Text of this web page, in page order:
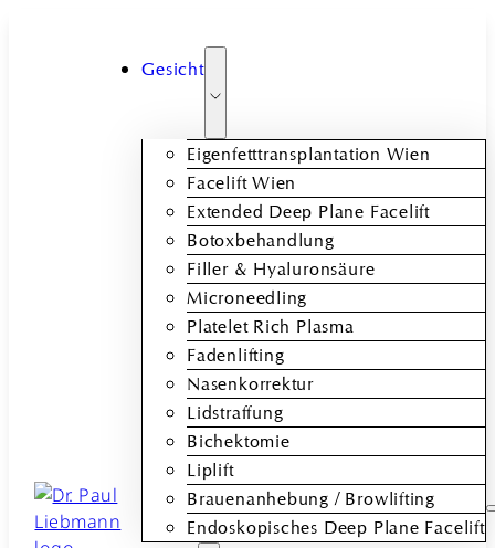
Gesicht
Eigenfetttransplantation Wien
Facelift Wien
Extended Deep Plane Facelift
Botoxbehandlung
Filler & Hyaluronsäure
Microneedling
Platelet Rich Plasma
Fadenlifting
Nasenkorrektur
Lidstraffung
Bichektomie
Liplift
Brauenanhebung / Browlifting
Endoskopisches Deep Plane Facelift